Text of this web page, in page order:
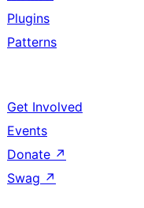
Plugins
Patterns
Get Involved
Events
Donate ↗
Swag ↗